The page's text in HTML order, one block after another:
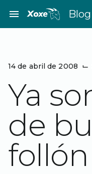
contenido
menu
14 de abril de 2008 ⌙
Ya
de
follón